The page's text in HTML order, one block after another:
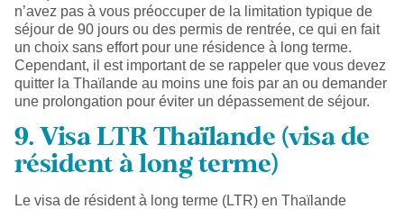
n’avez pas à vous préoccuper de la limitation typique de
séjour de 90 jours ou des permis de rentrée, ce qui en fait
un choix sans effort pour une résidence à long terme.
Cependant, il est important de se rappeler que vous devez
quitter la Thaïlande au moins une fois par an ou demander
une prolongation pour éviter un dépassement de séjour.
9. Visa LTR Thaïlande (visa de
résident à long terme)
Le visa de résident à long terme (LTR) en Thaïlande